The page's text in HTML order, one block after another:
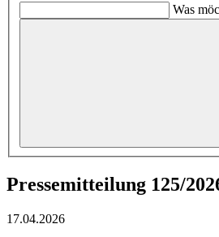
Was
Pressemitteilung 125/
17.04.2026